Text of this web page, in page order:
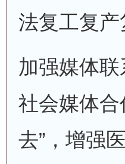
法复工复产
加强媒体
社会媒体合
去”，增强